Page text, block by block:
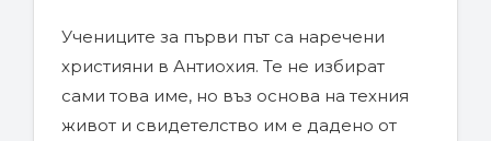
Учениците за първи път са наречени
християни в Антиохия. Те не избират
сами това име, но въз основа на техния
живот и свидетелство им е дадено от